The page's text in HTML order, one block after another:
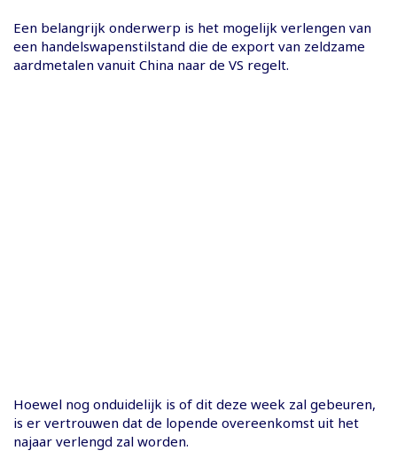
Een belangrijk onderwerp is het mogelijk verlengen van
een handelswapenstilstand die de export van zeldzame
aardmetalen vanuit China naar de VS regelt.
Hoewel nog onduidelijk is of dit deze week zal gebeuren,
is er vertrouwen dat de lopende overeenkomst uit het
najaar verlengd zal worden.